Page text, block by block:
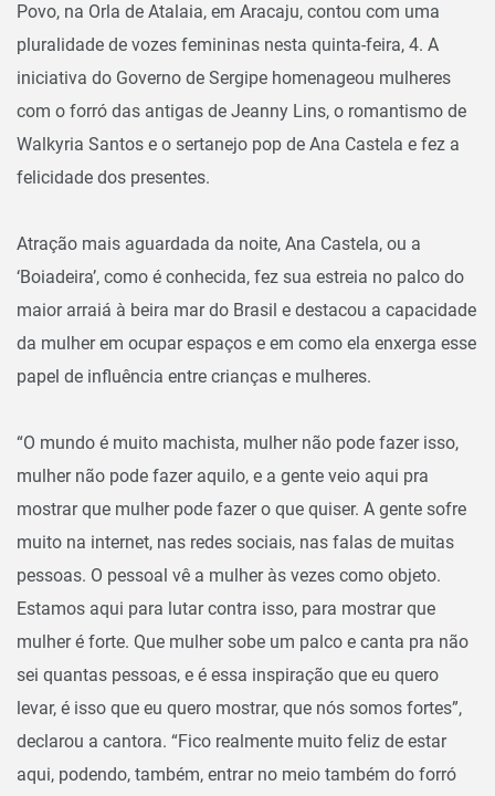
Povo, na Orla de Atalaia, em Aracaju, contou com uma
pluralidade de vozes femininas nesta quinta-feira, 4. A
iniciativa do Governo de Sergipe homenageou mulheres
com o forró das antigas de Jeanny Lins, o romantismo de
Walkyria Santos e o sertanejo pop de Ana Castela e fez a
felicidade dos presentes.
Atração mais aguardada da noite, Ana Castela, ou a
‘Boiadeira’, como é conhecida, fez sua estreia no palco do
maior arraiá à beira mar do Brasil e destacou a capacidade
da mulher em ocupar espaços e em como ela enxerga esse
papel de influência entre crianças e mulheres.
“O mundo é muito machista, mulher não pode fazer isso,
mulher não pode fazer aquilo, e a gente veio aqui pra
mostrar que mulher pode fazer o que quiser. A gente sofre
muito na internet, nas redes sociais, nas falas de muitas
pessoas. O pessoal vê a mulher às vezes como objeto.
Estamos aqui para lutar contra isso, para mostrar que
mulher é forte. Que mulher sobe um palco e canta pra não
sei quantas pessoas, e é essa inspiração que eu quero
levar, é isso que eu quero mostrar, que nós somos fortes”,
declarou a cantora. “Fico realmente muito feliz de estar
aqui, podendo, também, entrar no meio também do forró